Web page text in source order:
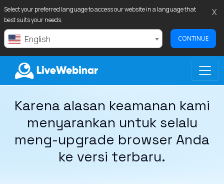
Select your preferred language to access our website in a language that
best suits your needs.
English CONTINUE
X
LIVEWEBINAR.COM
Karena alasan keamanan kami
menyarankan untuk selalu
meng-upgrade browser Anda
ke versi terbaru.